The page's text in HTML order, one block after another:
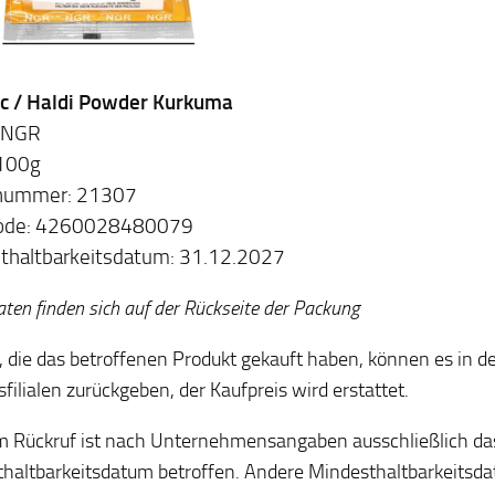
/ Haldi Powder Kurkuma
21307
4260028480079
31.12.2027
finden sich auf der Rückseite der Packung
die das betroffenen Produkt gekauft haben, können es in
zurückgeben, der Kaufpreis wird erstattet.
Rückruf ist nach Unternehmensangaben ausschließlich
betroffen. Andere